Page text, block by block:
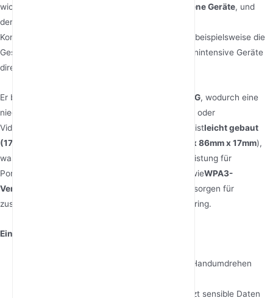
wichtige Metriken wie
verbundene Geräte, und
der
Konnektivitätsprobleme sofort zu beheben. Wenn beispielsweise die
Geschwindigkeiten sinken, können Sie bandbreitenintensive Geräte
direkt vom Bildschirm aus identifizieren.
Er bietet NSA/SA 5G, wodurch eine
niedrige Latenz für Anwendungen wie VR-Gaming oder
Videokonferenzen gewährleistet wird. Der Router istleicht gebaut
(173g)
131mm x 86mm x 17mm),
was ihn ideal für Minimalisten macht, die keine Leistung für
Portabilität opfern wollen. Sicherheitsfunktionen wieWPA3-
Verschlüsselung
sorgen für
zusätzliche Sicherheit beim öffentlichen WiFi-Sharing.
Einzigartige Stärken
: Netzwerkleistung im Handumdrehen
: Schützt sensible Daten